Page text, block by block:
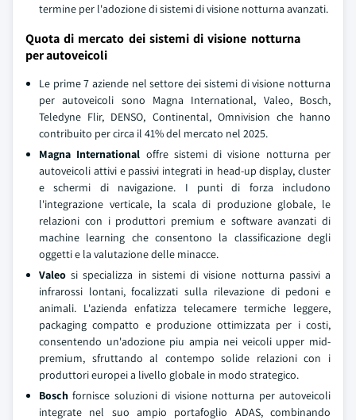
termine per l'adozione di sistemi di visione notturna avanzati.
Quota di mercato dei sistemi di visione notturna
per autoveicoli
Le prime 7 aziende nel settore dei sistemi di visione notturna
per autoveicoli sono Magna International, Valeo, Bosch,
Teledyne Flir, DENSO, Continental, Omnivision che hanno
contribuito per circa il 41% del mercato nel 2025.
Magna International offre sistemi di visione notturna per
autoveicoli attivi e passivi integrati in head-up display, cluster
e schermi di navigazione. I punti di forza includono
l'integrazione verticale, la scala di produzione globale, le
relazioni con i produttori premium e software avanzati di
machine learning che consentono la classificazione degli
oggetti e la valutazione delle minacce.
Valeo si specializza in sistemi di visione notturna passivi a
infrarossi lontani, focalizzati sulla rilevazione di pedoni e
animali. L'azienda enfatizza telecamere termiche leggere,
packaging compatto e produzione ottimizzata per i costi,
consentendo un'adozione piu ampia nei veicoli upper mid-
premium, sfruttando al contempo solide relazioni con i
produttori europei a livello globale in modo strategico.
Bosch fornisce soluzioni di visione notturna per autoveicoli
integrate nel suo ampio portafoglio ADAS, combinando